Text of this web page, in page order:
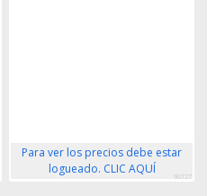
Para ver los precios debe estar
logueado. CLIC AQUÍ
90727